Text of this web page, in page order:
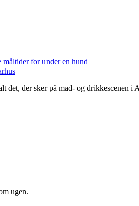
for under en hund
der sker på mad- og drikkescenen
ugen.